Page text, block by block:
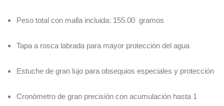
Peso total con malla incluida: 155.00 gramos
Tapa a rosca labrada para mayor protección del agua
Estuche de gran lujo para obsequios especiales y protección
Cronómetro de gran precisión con acumulación hasta 1